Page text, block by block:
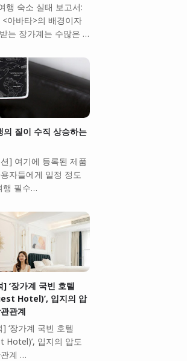
행 숙소 실태 보고서:
아바타>의 배경이자
는 장가계는 수많은 …
질이 수직 상승하는
] 여기에 등록된 제품
자들에게 일정 정도
행 필수…
‘장가계 국빈 호텔
Hotel)’, 입지의 압
관계
‘장가계 국빈 호텔
입지의 압도
계 …